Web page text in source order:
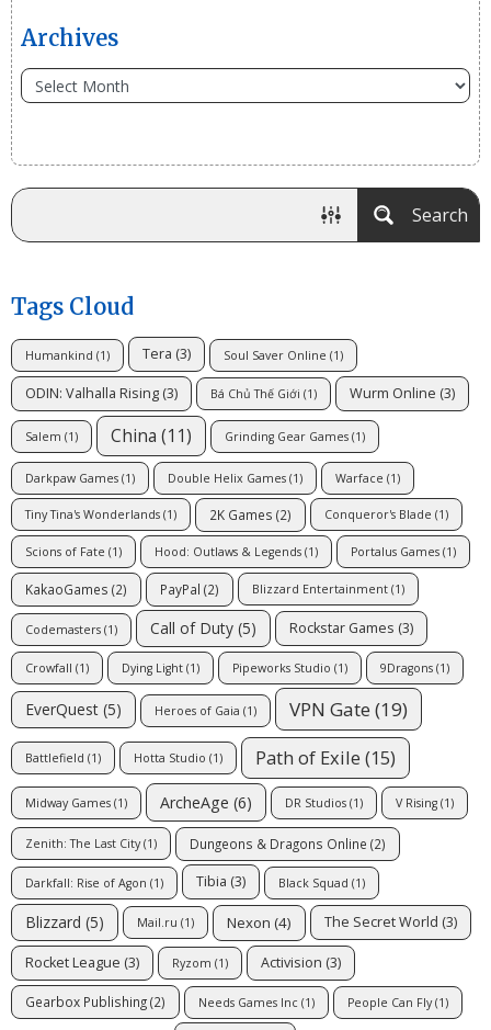
Archives
Search
Tags Cloud
Humankind (1) Tera (3) Soul Saver Online (1)
ODIN: Valhalla Rising (3) Bá Chủ Thế Giới (1) Wurm Online (3)
Salem (1) China (11) Grinding Gear Games (1)
Darkpaw Games (1) Double Helix Games (1) Warface (1)
Tiny Tina's Wonderlands (1) 2K Games (2) Conqueror's Blade (1)
Scions of Fate (1) Hood: Outlaws & Legends (1) Portalus Games (1)
KakaoGames (2) PayPal (2) Blizzard Entertainment (1)
Codemasters (1) Call of Duty (5) Rockstar Games (3)
Crowfall (1) Dying Light (1) Pipeworks Studio (1) 9Dragons (1)
EverQuest (5) Heroes of Gaia (1) VPN Gate(19)
Battlefield (1) Hotta Studio (1) Path of Exile (15)
Midway Games (1) ArcheAge (6) DR Studios (1) V Rising (1)
Zenith: The Last City(1) Dungeons & Dragons Online (2)
Darkfall: Rise of Agon (1) Tibia (3) Black Squad (1)
Blizzard (5) Mail.ru (1) Nexon (4) The Secret World (3)
Rocket League (3) Ryzom (1) Activision (3)
Gearbox Publishing(2) Needs Games Inc (1) People Can Fly(1)